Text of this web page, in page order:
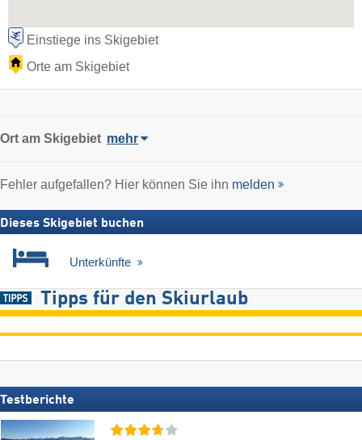
Einstiege ins Skigebiet
Orte am Skigebiet
Ort am Skigebiet mehr
Fehler aufgefallen? Hier können Sie ihn melden
Dieses Skigebiet buchen
Unterkünfte
Tipps für den Skiurlaub
Testberichte